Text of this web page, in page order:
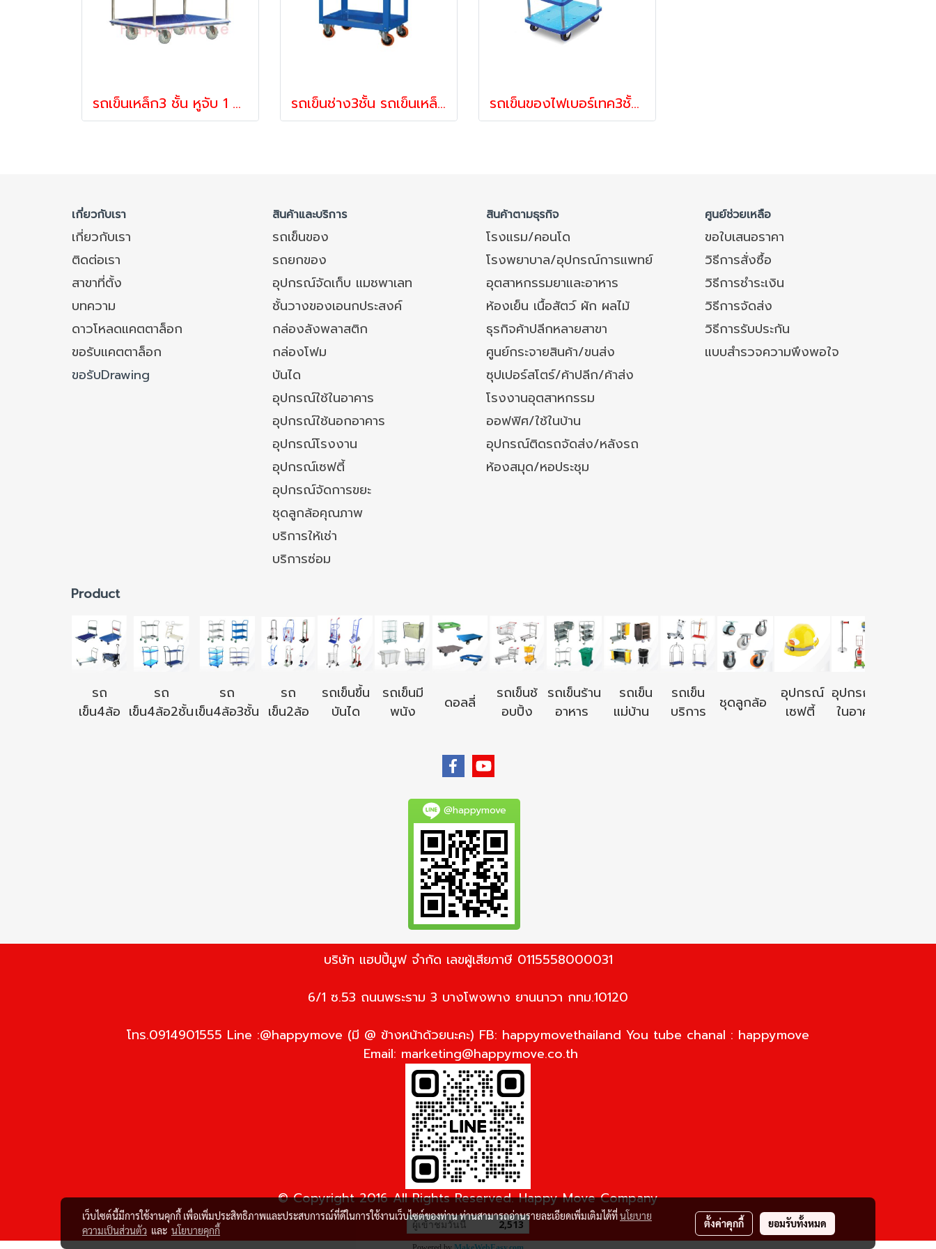
รถเข็นเหล็ก3 ชั้น หูจับ 1 ด้าน Happy Move 40076 รถเข็นช่าง3ชั้น รถเข็นเหล็ก Happy Move 40212,40236 รถเข็นของไฟเบอร์เทค3ชั้นไม่มีตาข่ายล้อมรับน้ำหนัก150-450 กก. Happy Move 54387,54394
เกี่ยวกับเรา สินค้าและบริการ สินค้าตามธุรกิจ ศูนย์ช่วยเหลือ
เกี่ยวกับเรา รถเข็นของ โรงแรม/คอนโด
ขอใบเสนอราคา
ติดต่อเรา
รถยกของ โรงพยาบาล/อุปกรณ์การแพทย์
วิธีการสั่งซื้อ
สาขาที่ตั้ง
อุปกรณ์จัดเก็บ แมชพาเลท อุตสาหกรรมยาและอาหาร
วิธีการชำระเงิน
บทความ
ชั้นวางของเอนกประสงค์ ห้องเย็น เนื้อสัตว์ ผัก ผลไม้
วิธีการจัดส่ง
ดาวโหลดแคตตาล็อก
กล่องลังพลาสติก ธุรกิจค้าปลีกหลายสาขา
วิธีการรับประกัน
ขอรับแคตตาล็อก
กล่องโฟม ศูนย์กระจายสินค้า/ขนส่ง
แบบสำรวจความพึงพอใจ
ขอรับDrawing
บันได
ซุปเปอร์สโตร์/ค้าปลีก/ค้าส่ง
อุปกรณ์ใช้ในอาคาร
โรงงานอุตสาหกรรม
อุปกรณ์ใช้นอกอาคาร
ออฟฟิศ/ใช้ในบ้าน
อุปกรณ์โรงงาน
อุปกรณ์ติดรถจัดส่ง/หลังรถ
อุปกรณ์เซฟตี้
ห้องสมุด/หอประชุม
อุปกรณ์จัดการขยะ
ชุดลูกล้อคุณภาพ
บริการให้เช่า
บริการซ่อม
Product
รถ
เข็น4ล้อ
รถ
เข็น4ล้อ2ชั้น
รถ
เข็น4ล้อ3ชั้น
รถ
เข็น2ล้อ
รถเข็นขึ้น
บันได
รถเข็นมี
พนัง
ดอลลี่
รถเข็นช้
อบปิ้ง
รถเข็นร้าน
อาหาร
รถเข็น
แม่บ้าน
รถเข็น
บริการ
ชุดลูกล้อ
อุปกรณ์
เซฟตี้
อุปกรณ์ใช้
ในอาคาร
@happymove
บริษัท แฮปปี้มูฟ จำกัด เลขผู้เสียภาษี 0115558000031
6/1 ซ.53 ถนนพระราม 3 บางโพงพาง ยานนาวา กทม.10120
โทร.0914901555 Line :@happymove (มี @ ข้างหน้าด้วยนะคะ) FB: happymovethailand You tube chanal : happymove
Email: marketing@happymove.co.th
© Copyright 2016 All Rights Reserved. Happy Move Company
ผู้เข้าชมวันนี้ 2,513
เว็บไซต์นี้มีการใช้งานคุกกี้ เพื่อเพิ่มประสิทธิภาพและประสบการณ์ที่ดีในการใช้งานเว็บไซต์ของท่าน ท่านสามารถอ่านรายละเอียดเพิ่มเติมได้ที่นโยบาย
ความเป็นส่วนตัว และ นโยบายคุกกี้
ตั้งค่าคุกกี้ ยอมรับทั้งหมด